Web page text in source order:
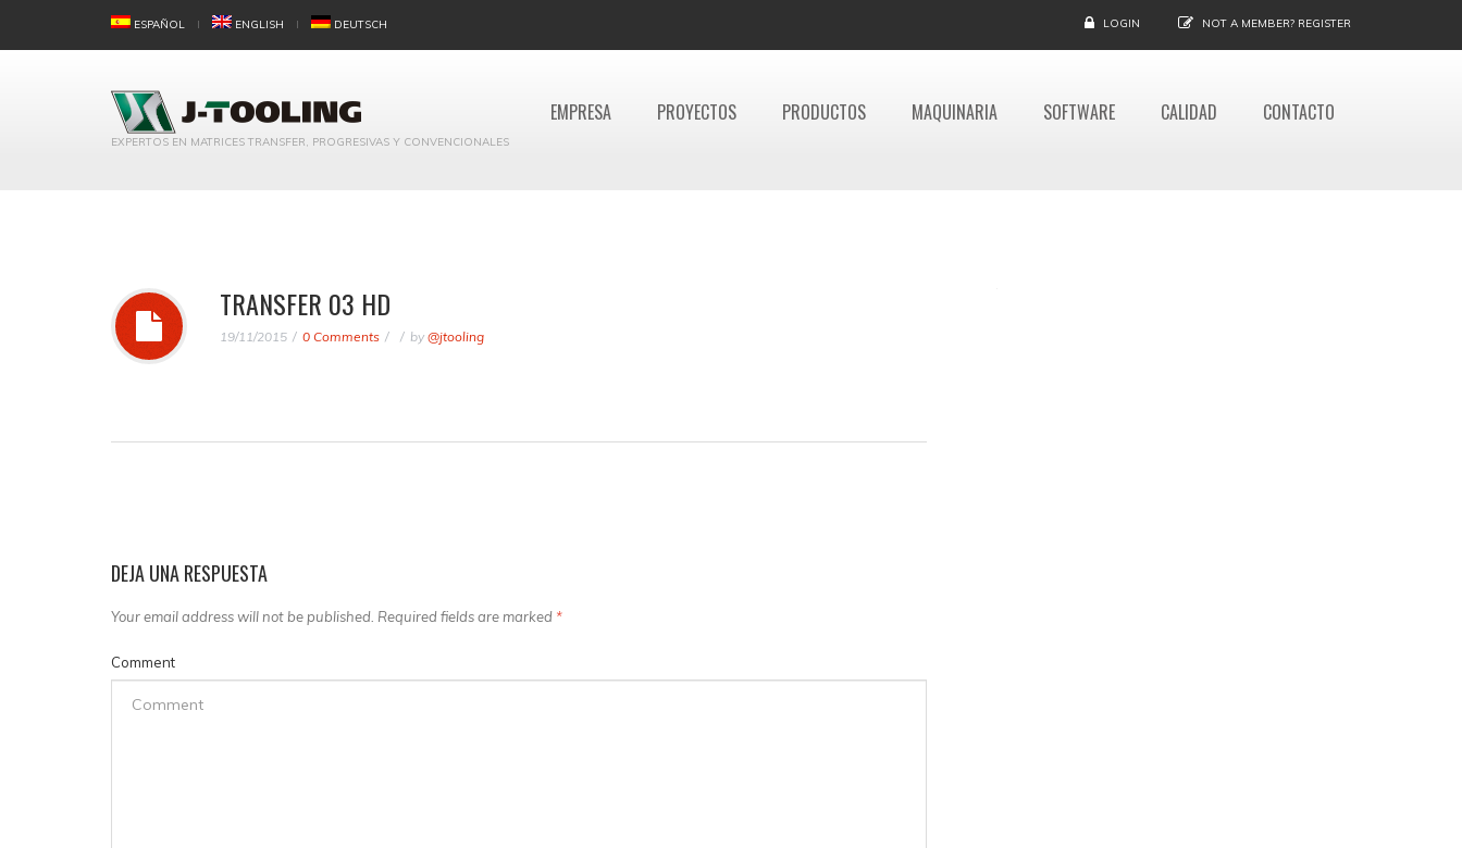
ESPAÑOL ENGLISH DEUTSCH LOGIN NOT A MEMBER? REGISTER
EXPERTOS EN MATRICES TRANSFER, PROGRESIVAS Y CONVENCIONALES
EMPRESA PROYECTOS PRODUCTOS MAQUINARIA SOFTWARE CALIDAD CONTACTO
TRANSFER 03 HD
19/11/2015 0 Comments by @jtooling
DEJA UNA RESPUESTA
Your email address will not be published. Required fields are marked *
Comment